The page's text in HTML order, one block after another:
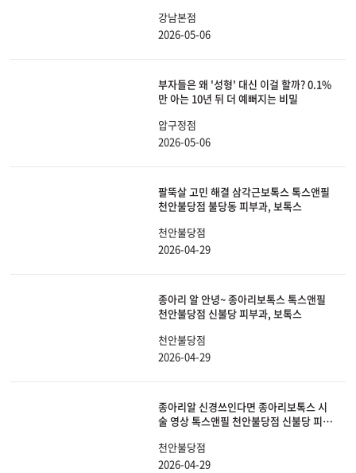
강남본점
2026-05-06
부자들은 왜 '성형' 대신 이걸 할까? 0.1%
만 아는 10년 뒤 더 예뻐지는 비밀
압구정점
2026-05-06
팔뚝살 고민 해결 삼각근보톡스 톡스앤필
천안불당점 불당동 피부과, 보톡스
천안불당점
2026-04-29
종아리 알 안녕~ 종아리보톡스 톡스앤필
천안불당점 신불당 피부과, 보톡스
천안불당점
2026-04-29
종아리알 신경쓰인다면 종아리보톡스 시
술 영상 톡스앤필 천안불당점 신불당 피부
천안불당점
2026-04-29